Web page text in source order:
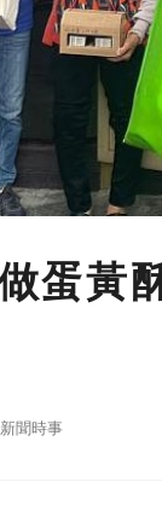
蛋黃
新聞時事